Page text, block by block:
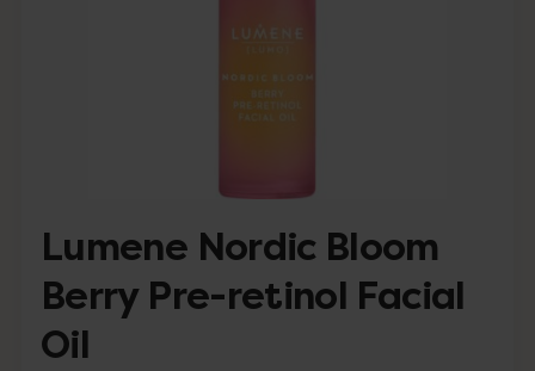
Lumene Nordic Bloom
Berry Pre-retinol Facial
Oil